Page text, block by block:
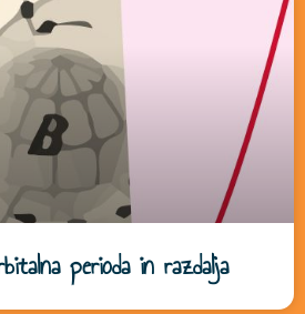
perioda in razdalja